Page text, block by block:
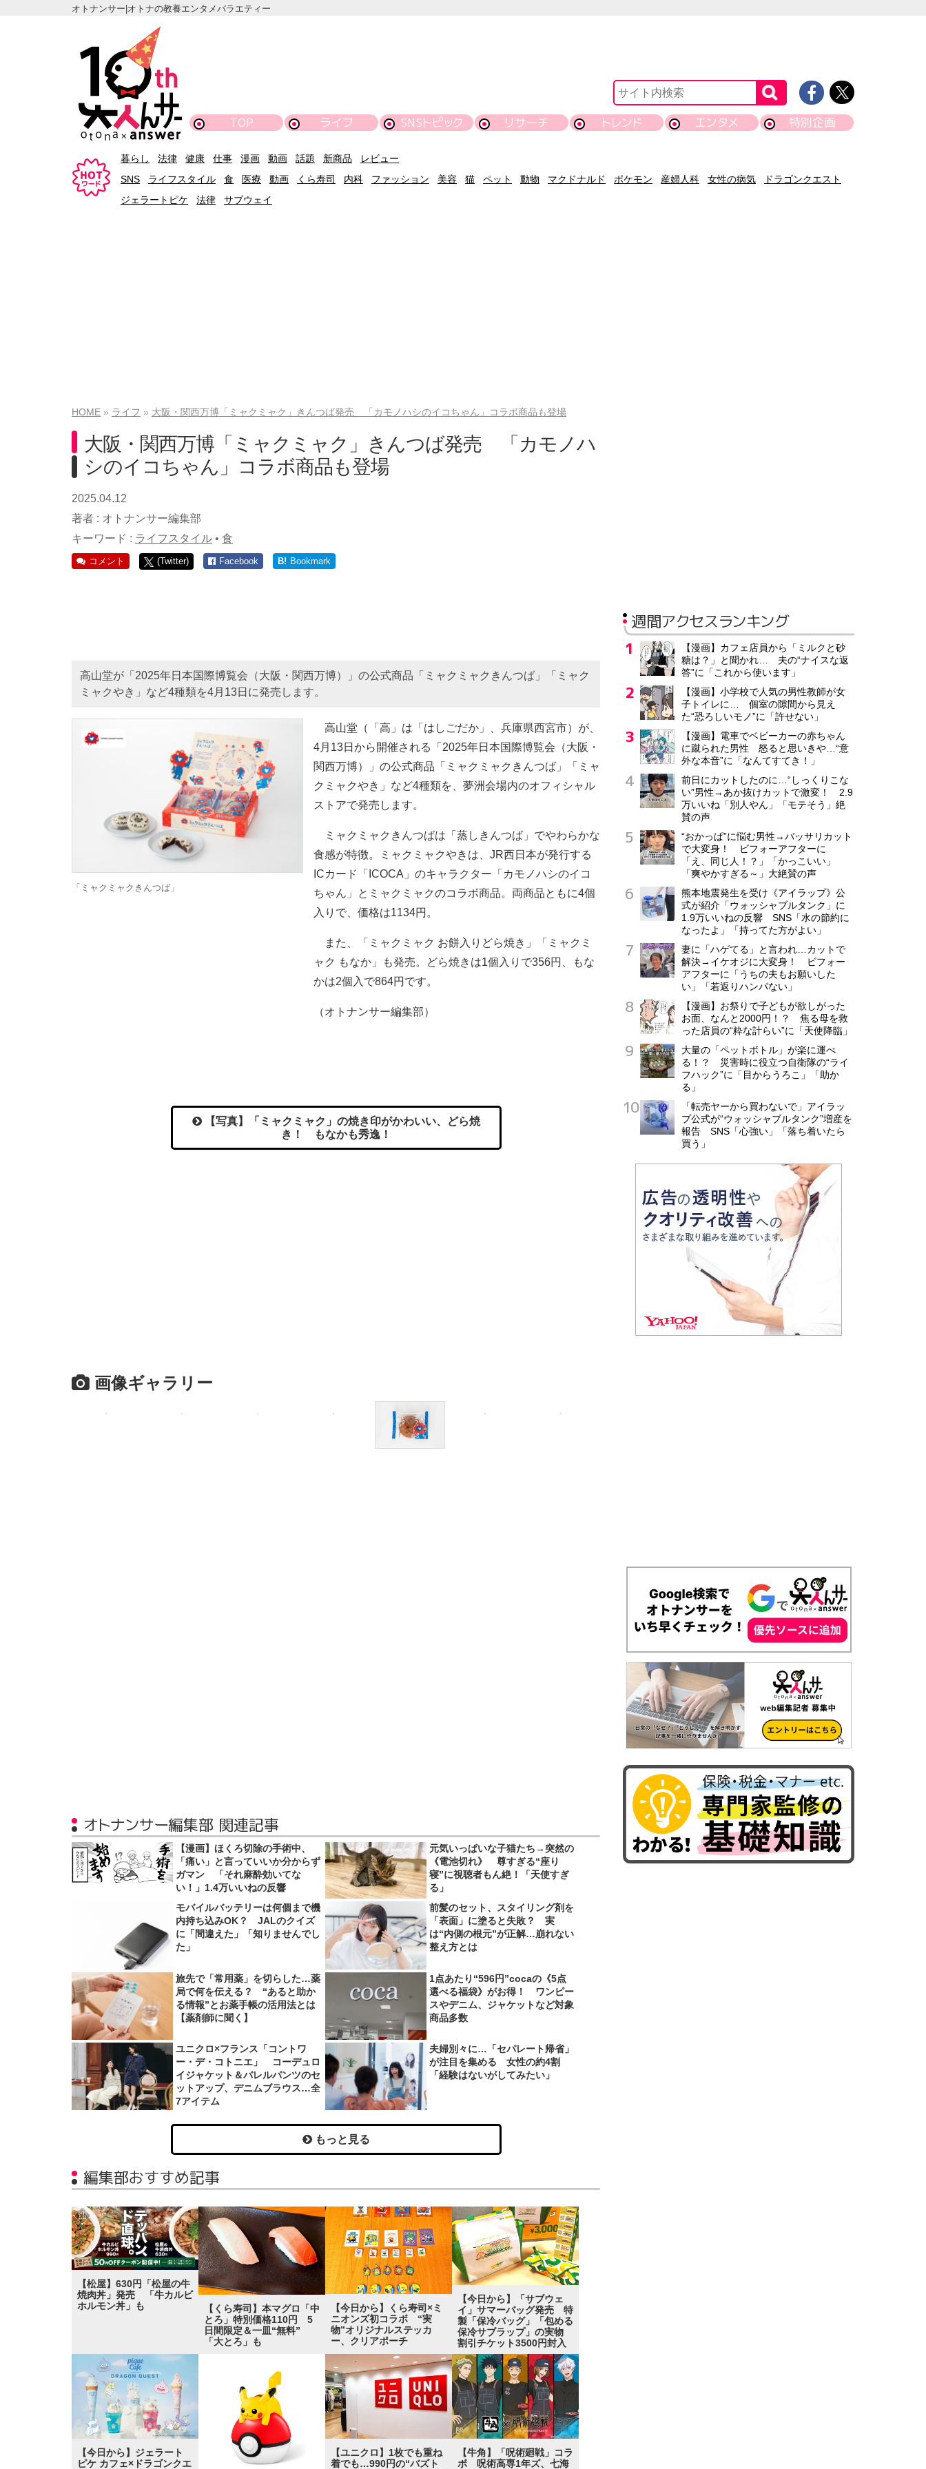
オトナンサー|オトナの教養エンタメバラエティー
TOP ライフ SNSトピック リサーチ トレンド エンタメ 特別企画
暮らし 法律 健康 仕事 漫画 動画 話題 新商品
レビュー
SNS
ライフスタイル 食 医療 動画 くら寿司 内科 ファッション 美容 猫 ペット 動物 マクドナルド ポケモン 産婦人科 女性の病気
ドラゴンクエスト
ジェラートピケ
法律 サブウェイ
HOME ライフ 大阪・関西万博「ミャクミャク」きんつば発売 「カモノハシのイコちゃん」コラボ商品も登場
大阪・関西万博「ミャクミャク」きんつば発売 「カモノハ
シのイコちゃん」コラボ商品も登場
2025.04.12
著者 : オトナンサー編集部
キーワード : ライフスタイル • 食
コメント (Twitter) Facebook B! Bookmark
高山堂が「2025年日本国際博覧会（大阪・関西万博）」の公式商品「ミャクミャクきんつば」「ミャク
ミャクやき」など4種類を4月13日に発売します。
「ミャクミャクきんつば」
高山堂（「高」は「はしごだか」、兵庫県西宮市）が、
4月13日から開催される「2025年日本国際博覧会（大阪・
関西万博）」の公式商品「ミャクミャクきんつば」「ミャ
クミャクやき」など4種類を、夢洲会場内のオフィシャル
ストアで発売します。
ミャクミャクきんつばは「蒸しきんつば」でやわらかな
食感が特徴。ミャクミャクやきは、JR西日本が発行する
ICカード「ICOCA」のキャラクター「カモノハシのイコ
ちゃん」とミャクミャクのコラボ商品。両商品ともに4個
入りで、価格は1134円。
また、「ミャクミャク お餅入りどら焼き」「ミャクミ
ャク もなか」も発売。どら焼きは1個入りで356円、もな
かは2個入で864円です。
（オトナンサー編集部）
【写真】「ミャクミャク」の焼き印がかわいい、どら焼
き！ もなかも秀逸！
画像ギャラリー
オトナンサー編集部 関連記事
【漫画】ほくろ切除の手術中、
「痛い」と言っていいか分からず
ガマン 「それ麻酔効いてな
い！」1.4万いいねの反響
元気いっぱいな子猫たち→突然の
《電池切れ》 尊すぎる“座り
寝”に視聴者もん絶！「天使すぎ
る」
モバイルバッテリーは何個まで機
内持ち込みOK？ JALのクイズ
に「間違えた」「知りませんでし
た」
前髪のセット、スタイリング剤を
「表面」に塗ると失敗？ 実
は“内側の根元”が正解…崩れない
整え方とは
旅先で「常用薬」を切らした…薬
局で何を伝える？ “あると助か
る情報”とお薬手帳の活用法とは
【薬剤師に聞く】
1点あたり“596円”cocaの《5点
選べる福袋》がお得！ ワンピー
スやデニム、ジャケットなど対象
商品多数
ユニクロ×フランス「コントワ
ー・デ・コトニエ」 コーデュロ
イジャケット＆バレルパンツのセ
ットアップ、デニムブラウス…全
7アイテム
夫婦別々に…「セパレート帰省」
が注目を集める 女性の約4割
「経験はないがしてみたい」
もっと見る
編集部おすすめ記事
【松屋】630円「松屋の牛
焼肉丼」発売 「牛カルビ
ホルモン丼」も
【くら寿司】本マグロ「中
とろ」特別価格110円 5
日間限定＆一皿“無料”
「大とろ」も
【今日から】くら寿司×ミ
ニオンズ初コラボ “実
物”オリジナルステッカ
ー、クリアポーチ
【今日から】「サブウェ
イ」サマーバッグ発売 特
製「保冷バッグ」「包める
保冷サブラップ」の実物
割引チケット3500円封入
【今日から】ジェラート
ピケ カフェ×ドラゴンクエ
【ユニクロ】1枚でも重ね
着でも…990円の“バズト
【牛角】「呪術廻戦」コラ
ボ 呪術高専1年ズ、七海
週間アクセスランキング
【漫画】カフェ店員から「ミルクと砂
糖は？」と聞かれ… 夫の“ナイスな返
答”に「これから使います」
【漫画】小学校で人気の男性教師が女
子トイレに… 個室の隙間から見え
た“恐ろしいモノ”に「許せない」
【漫画】電車でベビーカーの赤ちゃん
に蹴られた男性 怒ると思いきや…“意
外な本音”に「なんてすてき！」
前日にカットしたのに…“しっくりこな
い”男性→あか抜けカットで激変！ 2.9
万いいね「別人やん」「モテそう」絶
賛の声
“おかっぱ”に悩む男性→バッサリカット
で大変身！ ビフォーアフターに
「え、同じ人！？」「かっこいい」
「爽やかすぎる～」大絶賛の声
熊本地震発生を受け《アイラップ》公
式が紹介「ウォッシャブルタンク」に
1.9万いいねの反響 SNS「水の節約に
なったよ」「持ってた方がよい」
妻に「ハゲてる」と言われ…カットで
解決→イケオジに大変身！ ビフォー
アフターに「うちの夫もお願いした
い」「若返りハンパない」
【漫画】お祭りで子どもが欲しがった
お面、なんと2000円！？ 焦る母を救
った店員の“粋な計らい”に「天使降臨」
大量の「ペットボトル」が楽に運べ
る！？ 災害時に役立つ自衛隊の“ライ
フハック”に「目からうろこ」「助か
る」
「転売ヤーから買わないで」アイラッ
プ公式が“ウォッシャブルタンク”増産を
報告 SNS「心強い」「落ち着いたら
買う」